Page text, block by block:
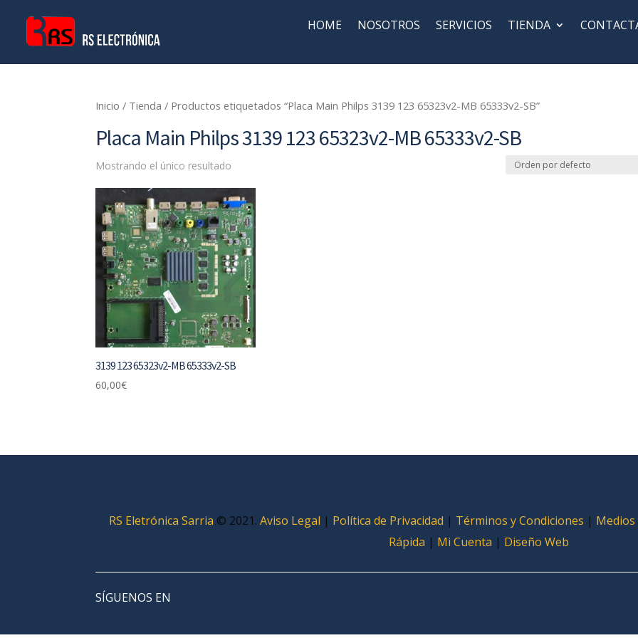
HOME NOSOTROS SERVICIOS TIENDA
Inicio / Tienda / Productos etiquetados “Placa Main Philps 3139 123 65323v2-MB 65333v2-SB”
Placa Main Philps 3139 123 65323v2-MB 65333v2-SB
Mostrando el único resultado
3139 123 65323v2-MB 65333v2-SB
60,00€
RS Eletrónica Sarria © 2021. Aviso Legal | Política de Privacidad | Términos y Condiciones | Medios
Rápida | Mi Cuenta | Diseño Web
SÍGUENOS EN